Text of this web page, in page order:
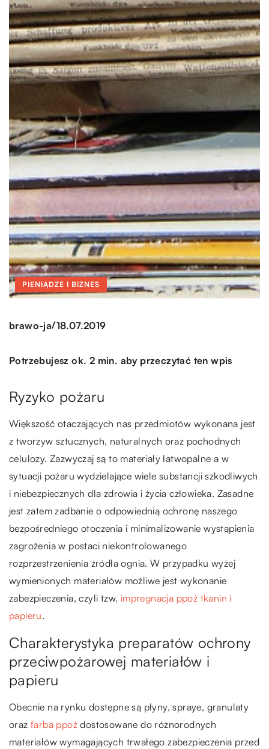
PIENIĄDZE I BIZNES
brawo-ja/18.07.2019
Potrzebujesz ok. 2 min. aby przeczytać ten wpis
Ryzyko pożaru
Większość otaczających nas przedmiotów wykonana jest
z tworzyw sztucznych, naturalnych oraz pochodnych
celulozy. Zazwyczaj są to materiały łatwopalne a w
sytuacji pożaru wydzielające wiele substancji szkodliwych
i niebezpiecznych dla zdrowia i życia człowieka. Zasadne
jest zatem zadbanie o odpowiednią ochronę naszego
bezpośredniego otoczenia i minimalizowanie wystąpienia
zagrożenia w postaci niekontrolowanego
rozprzestrzenienia źródła ognia. W przypadku wyżej
wymienionych materiałów możliwe jest wykonanie
zabezpieczenia, czyli tzw. impregnacja ppoż tkanin i
papieru.
Charakterystyka preparatów ochrony
przeciwpożarowej materiałów i
papieru
Obecnie na rynku dostępne są płyny, spraye, granulaty
oraz farba ppoż dostosowane do różnorodnych
materiałów wymagających trwałego zabezpieczenia przed